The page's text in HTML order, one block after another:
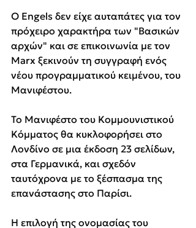
Ο Engels δεν είχε αυταπάτες για τον
πρόχειρο χαρακτήρα των "Βασικών
αρχών" και σε επικοινωνία με τον
Marx ξεκινούν τη συγγραφή ενός
νέου προγραμματικού κειμένου, του
Μανιφέστου.
Το Μανιφέστο του Κομμουνιστικού
Κόμματος θα κυκλοφορήσει στο
Λονδίνο σε μια έκδοση 23 σελίδων,
στα Γερμανικά, και σχεδόν
ταυτόχρονα με το ξέσπασμα της
επανάστασης στο Παρίσι.
Η επιλογή της ονομασίας του